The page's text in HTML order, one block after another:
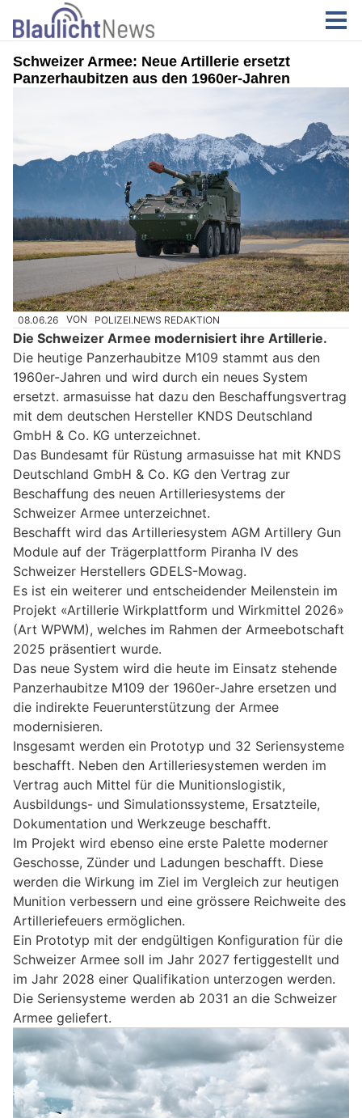
Schweizer Armee: Neue Artillerie ersetzt
Panzerhaubitzen aus den 1960er-Jahren
08.06.26 VON POLIZEI.NEWS REDAKTION
Die Schweizer Armee modernisiert ihre Artillerie.
Die heutige Panzerhaubitze M109 stammt aus den
1960er-Jahren und wird durch ein neues System
ersetzt. armasuisse hat dazu den Beschaffungsvertrag
mit dem deutschen Hersteller KNDS Deutschland
GmbH & Co. KG unterzeichnet.
Das Bundesamt für Rüstung armasuisse hat mit KNDS
Deutschland GmbH & Co. KG den Vertrag zur
Beschaffung des neuen Artilleriesystems der
Schweizer Armee unterzeichnet.
Beschafft wird das Artilleriesystem AGM Artillery Gun
Module auf der Trägerplattform Piranha IV des
Schweizer Herstellers GDELS-Mowag.
Es ist ein weiterer und entscheidender Meilenstein im
Projekt «Artillerie Wirkplattform und Wirkmittel 2026»
(Art WPWM), welches im Rahmen der Armeebotschaft
2025 präsentiert wurde.
Das neue System wird die heute im Einsatz stehende
Panzerhaubitze M109 der 1960er-Jahre ersetzen und
die indirekte Feuerunterstützung der Armee
modernisieren.
Insgesamt werden ein Prototyp und 32 Seriensysteme
beschafft. Neben den Artilleriesystemen werden im
Vertrag auch Mittel für die Munitionslogistik,
Ausbildungs- und Simulationssysteme, Ersatzteile,
Dokumentation und Werkzeuge beschafft.
Im Projekt wird ebenso eine erste Palette moderner
Geschosse, Zünder und Ladungen beschafft. Diese
werden die Wirkung im Ziel im Vergleich zur heutigen
Munition verbessern und eine grössere Reichweite des
Artilleriefeuers ermöglichen.
Ein Prototyp mit der endgültigen Konfiguration für die
Schweizer Armee soll im Jahr 2027 fertiggestellt und
im Jahr 2028 einer Qualifikation unterzogen werden.
Die Seriensysteme werden ab 2031 an die Schweizer
Armee geliefert.